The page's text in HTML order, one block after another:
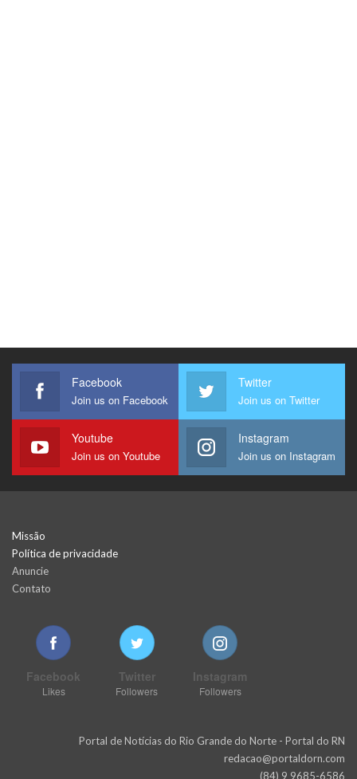
Facebook
Join us on Facebook
Twitter
Join us on Twitter
Youtube
Join us on Youtube
Instagram
Join us on Instagram
Missão
Política de privacidade
Anuncie
Contato
Facebook
Likes
Twitter
Followers
Instagram
Followers
Portal de Notícias do Rio Grande do Norte - Portal do RN
redacao@portaldorn.com
(84) 9 9685-6586